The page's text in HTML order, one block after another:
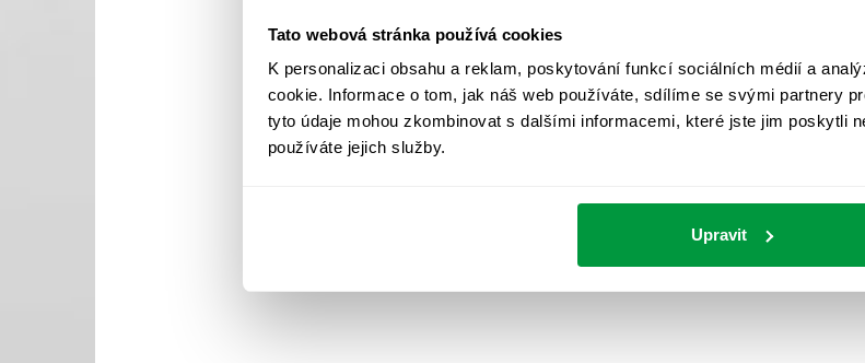
Tato webová stránka používá cookies
K personalizaci obsahu a reklam, poskytování funkcí sociálních médií a
cookie. Informace o tom, jak náš web používáte, sdílíme se svými partnery
tyto údaje mohou zkombinovat s dalšími informacemi, které jste jim poskytli
používáte jejich služby.
Upravit